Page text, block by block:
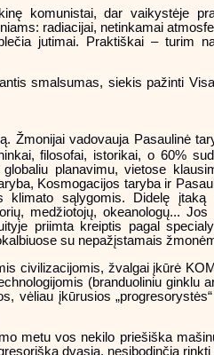
komunistai, dar vaikystėje
radiacijai, netinkamai
jutimai. Praktiškai – turim
smalsumas, siekis pažinti
Žmonijai vadovauja Pasaulinė
filosofai, istorikai, o 60%
planavimu, vietose
Kosmogacijos taryba ir
klimato sąlygomis. Didelę įtaką
medžiotojų, okeanologų... Jos
priimta kreiptis pagal
su nepažįstamais
civilizacijomis, žvalgai įkūrė
(branduoliniu ginklu
vėliau įkūrusios
metu vos nekilo priešiška
dvasia, nesibodinčia